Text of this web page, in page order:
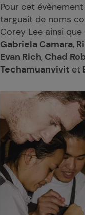
Pour cet
targuait de noms
Corey Lee ainsi
Gabriela Camara,
Evan Rich, Chad
Techamuanvivit et